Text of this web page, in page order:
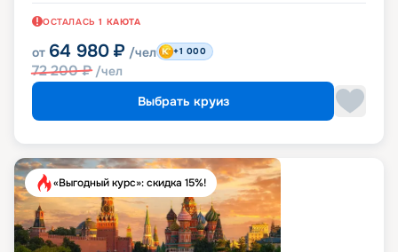
ОСТАЛАСЬ 1 КАЮТА
от 64 980 ₽ /чел
72 200₽ /чел
+1 000
Выбрать круиз
«Выгодный курс»: скидка 15%!